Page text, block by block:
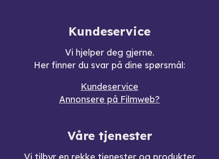
Kundeservice
Vi hjelper deg gjerne.
Her finner du svar på dine spørsmål:
Kundeservice
Annonsere på Filmweb?
Våre tjenester